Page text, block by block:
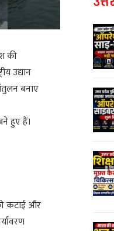
की
उद्यान
बनाए
हुए हैं।
कटाई और